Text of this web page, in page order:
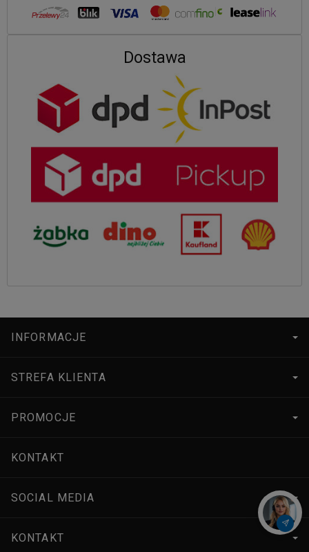
Dostawa
INFORMACJE
STREFA KLIENTA
PROMOCJE
KONTAKT
SOCIAL MEDIA
KONTAKT